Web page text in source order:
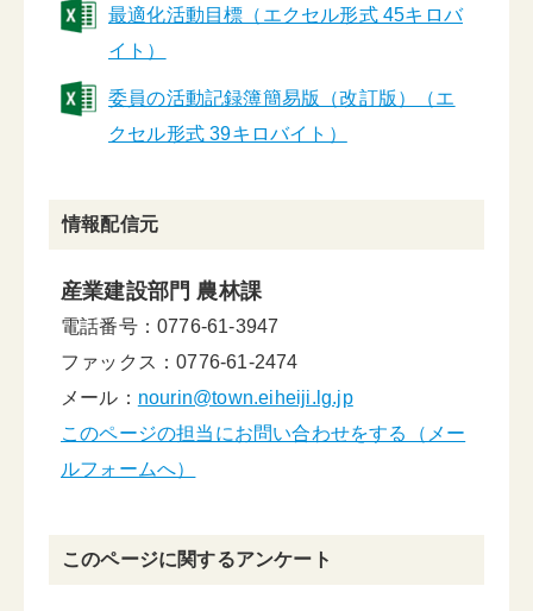
最適化活動目標（エクセル形式 45キロバ
イト）
委員の活動記録簿簡易版（改訂版）（エ
クセル形式 39キロバイト）
情報配信元
産業建設部門 農林課
電話番号：0776-61-3947
ファックス：0776-61-2474
メール： nourin@town.eiheiji.lg.jp
このページの担当にお問い合わせをする（メー
ルフォームへ）
このページに関するアンケート